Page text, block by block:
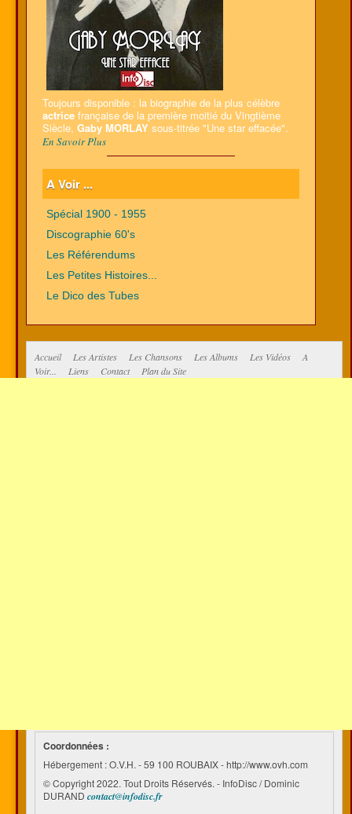
Toujours disponible : la biographie de la plus célèbre
actrice française de la première moitié du Vingtième
Siècle, Gaby MORLAY sous-titrée "Une star effacée".
En Savoir Plus
A Voir ...
Spécial 1900 - 1955
Discographie 60's
Les Référendums
Les Petites Histoires...
Le Dico des Tubes
Accueil Les Artistes Les Chansons Les Albums Les Vidéos
A
Voir...
Liens Contact Plan du Site
Coordonnées :
Hébergement : O.V.H. - 59 100 ROUBAIX - http://www.ovh.com
© Copyright 2022. Tout Droits Réservés. - InfoDisc / Dominic
DURAND contact@infodisc.fr